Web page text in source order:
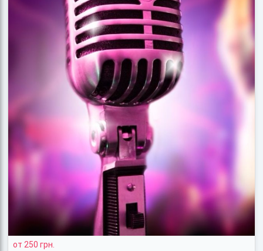
от 250 грн.